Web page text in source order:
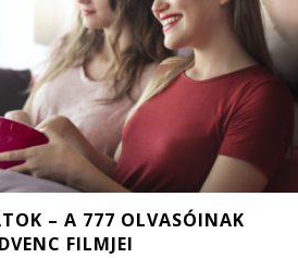
– A 777 OLVASÓINAK
FILMJEI